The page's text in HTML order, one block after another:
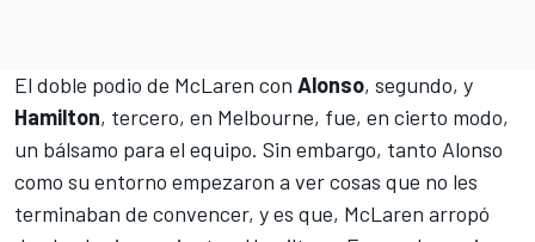
El doble podio de McLaren con Alonso, segundo, y
Hamilton, tercero, en Melbourne, fue, en cierto modo,
un bálsamo para el equipo. Sin embargo, tanto Alonso
como su entorno empezaron a ver cosas que no les
terminaban de convencer, y es que, McLaren arropó